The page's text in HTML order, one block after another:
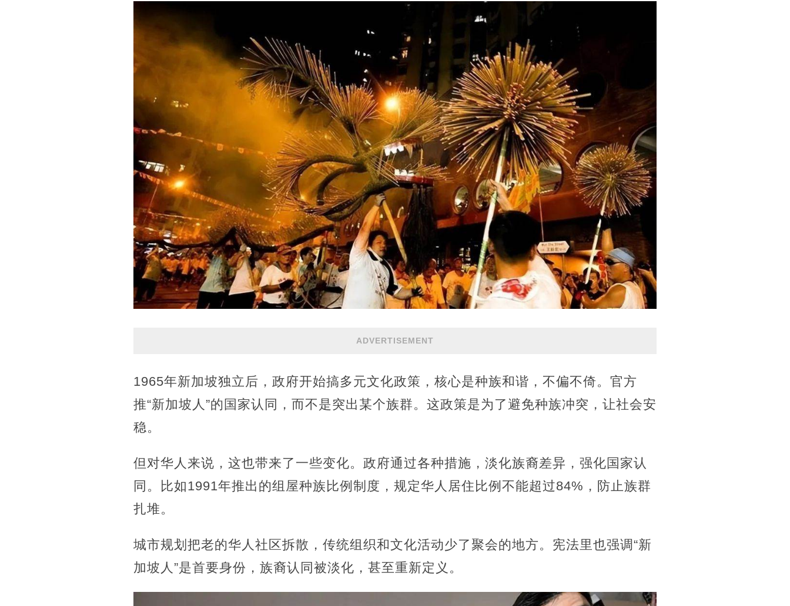
ADVERTISEMENT
1965年新加坡独立后，政府开始搞多元文化政策，核心是种族和谐，不偏不倚。官方
推“新加坡人”的国家认同，而不是突出某个族群。这政策是为了避免种族冲突，让社会安
稳。
但对华人来说，这也带来了一些变化。政府通过各种措施，淡化族裔差异，强化国家认
同。比如1991年推出的组屋种族比例制度，规定华人居住比例不能超过84%，防止族群
扎堆。
城市规划把老的华人社区拆散，传统组织和文化活动少了聚会的地方。宪法里也强调“新
加坡人”是首要身份，族裔认同被淡化，甚至重新定义。